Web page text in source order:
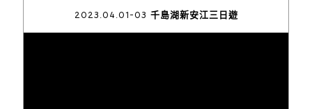
2023.04.01-03 千島湖新安江三日遊